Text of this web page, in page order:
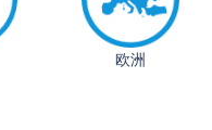
欧洲